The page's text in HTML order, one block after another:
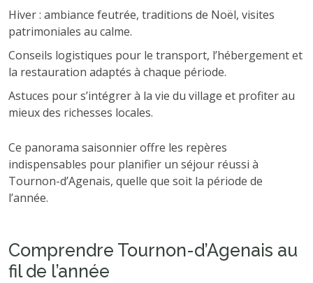
Hiver : ambiance feutrée, traditions de Noël, visites
patrimoniales au calme.
Conseils logistiques pour le transport, l’hébergement et
la restauration adaptés à chaque période.
Astuces pour s’intégrer à la vie du village et profiter au
mieux des richesses locales.
Ce panorama saisonnier offre les repères
indispensables pour planifier un séjour réussi à
Tournon-d’Agenais, quelle que soit la période de
l’année.
Comprendre Tournon-d’Agenais au
fil de l’année